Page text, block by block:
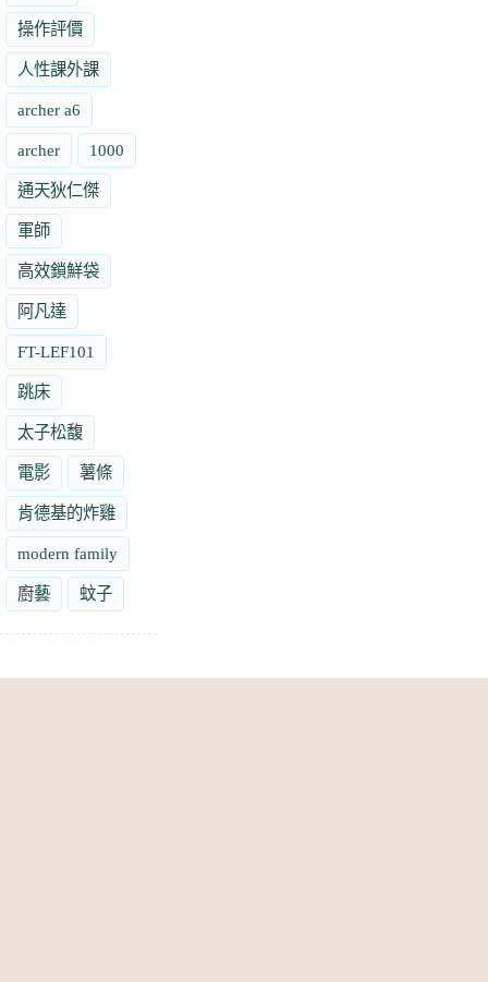
操作評價
人性課外課
archer a6
archer 1000
通天狄仁傑
軍師
高效鎖鮮袋
阿凡達
FT-LEF101
跳床
太子松馥
電影 薯條
肯德基的炸雞
modern family
廚藝 蚊子